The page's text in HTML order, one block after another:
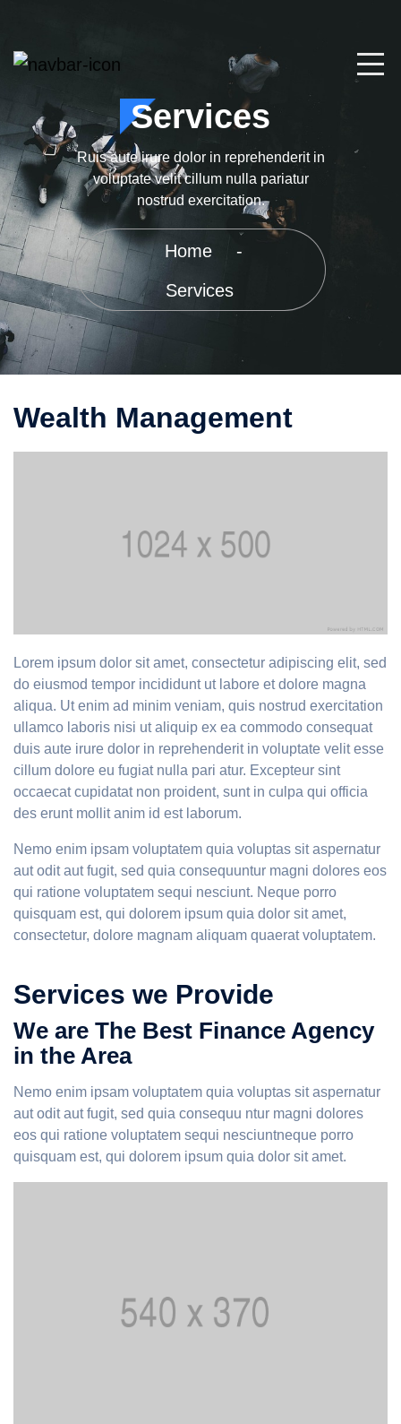
Services
Ruis aute irure dolor in reprehenderit in
voluptate velit cillum nulla pariatur
nostrud exercitation.
Home
-
Services
Wealth Management
Lorem ipsum dolor sit amet, consectetur adipiscing elit, sed
do eiusmod tempor incididunt ut labore et dolore magna
aliqua. Ut enim ad minim veniam, quis nostrud exercitation
ullamco laboris nisi ut aliquip ex ea commodo consequat
duis aute irure dolor in reprehenderit in voluptate velit esse
cillum dolore eu fugiat nulla pari atur. Excepteur sint
occaecat cupidatat non proident, sunt in culpa qui officia
des erunt mollit anim id est laborum.
Nemo enim ipsam voluptatem quia voluptas sit aspernatur
aut odit aut fugit, sed quia consequuntur magni dolores eos
qui ratione voluptatem sequi nesciunt. Neque porro
quisquam est, qui dolorem ipsum quia dolor sit amet,
consectetur, dolore magnam aliquam quaerat voluptatem.
Services we Provide
We are The Best Finance Agency
in the Area
Nemo enim ipsam voluptatem quia voluptas sit aspernatur
aut odit aut fugit, sed quia consequu ntur magni dolores
eos qui ratione voluptatem sequi nesciuntneque porro
quisquam est, qui dolorem ipsum quia dolor sit amet.